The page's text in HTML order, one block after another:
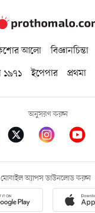
আলো বিজ্ঞানচিন্তা
১৯৭১ ইপেপার প্রথমা
অনুসরণ করুন
মোবাইল অ্যাপস ডাউনলোড করুন